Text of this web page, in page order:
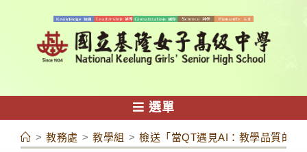
容
選單
> 教務處 > 教學組 > 檢送「當QT遇見AI：教學品質的